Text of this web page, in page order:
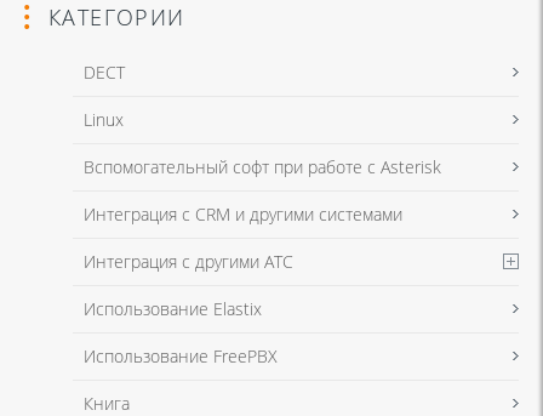
Я даю согласие на обработку моих персональных данных для связи
в соответствии с Политикой в отношении обработки персональных
Я даю согласие на обработку моих персональных данных для связи
в соответствии с Политикой в отношении обработки персональных
КАТЕГОРИИ
DECT
Linux
Вспомогательный софт при работе с Asterisk
Интеграция с CRM и другими системами
Интеграция с другими АТС
Использование Elastix
Использование FreePBX
Книга